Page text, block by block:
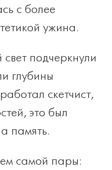
с более
ужина.
подчеркнули
глубины
скетчист,
это был
память.
самой пары: